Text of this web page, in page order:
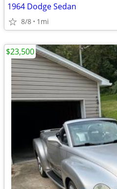
1964 Dodge Sedan
8/8 1mi
$23,500